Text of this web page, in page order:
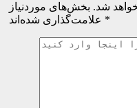
شد. بخش‌های موردنیاز
*